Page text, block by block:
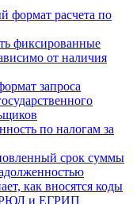
формат расчета по
фиксированные
от наличия
запроса
по налогам за
срок суммы
как вносятся коды
и ЕГРИП